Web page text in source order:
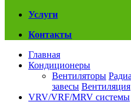
Услуги
Контакты
Главная
Кондиционеры
Вентиляторы
завесы Вентиляция
VRV/VRF/MRV системы